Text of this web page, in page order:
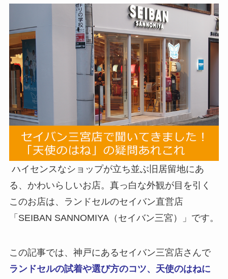
ハイセンスなショップが立ち並ぶ旧居留地にあ
る、かわいらしいお店。真っ白な外観が目を引く
このお店は、ランドセルのセイバン直営店
「SEIBAN SANNOMIYA（セイバン三宮）」です。
この記事では、神戸にあるセイバン三宮店さんで
ランドセルの試着や選び方のコツ、天使のはねに